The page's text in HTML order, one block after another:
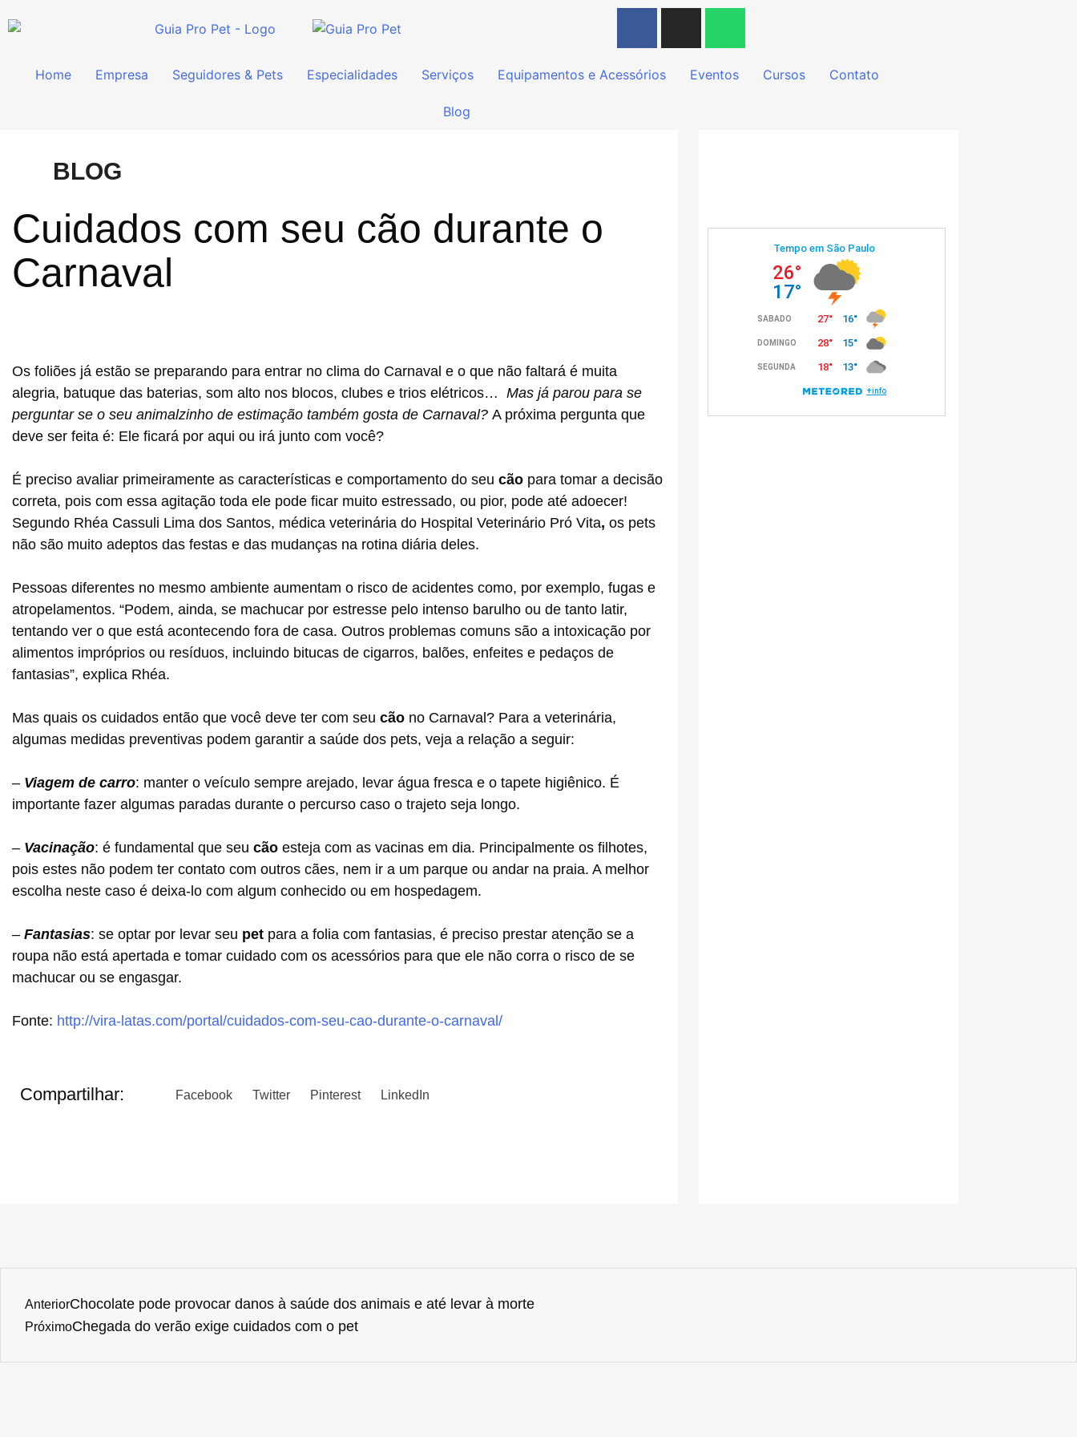
Home Empresa Seguidores & Pets Especialidades Serviços Equipamentos e Acessórios Eventos Cursos Contato
Blog
BLOG
Cuidados com seu cão durante o
Carnaval
Os foliões já estão se preparando para entrar no clima do Carnaval e o que não faltará é muita
alegria, batuque das baterias, som alto nos blocos, clubes e trios elétricos… Mas já parou para se
perguntar se o seu animalzinho de estimação também gosta de Carnaval? A próxima pergunta que
deve ser feita é: Ele ficará por aqui ou irá junto com você?
É preciso avaliar primeiramente as características e comportamento do seu cão para tomar a decisão
correta, pois com essa agitação toda ele pode ficar muito estressado, ou pior, pode até adoecer!
Segundo Rhéa Cassuli Lima dos Santos, médica veterinária do Hospital Veterinário Pró Vita, os pets
não são muito adeptos das festas e das mudanças na rotina diária deles.
Pessoas diferentes no mesmo ambiente aumentam o risco de acidentes como, por exemplo, fugas e
atropelamentos. “Podem, ainda, se machucar por estresse pelo intenso barulho ou de tanto latir,
tentando ver o que está acontecendo fora de casa. Outros problemas comuns são a intoxicação por
alimentos impróprios ou resíduos, incluindo bitucas de cigarros, balões, enfeites e pedaços de
fantasias”, explica Rhéa.
Mas quais os cuidados então que você deve ter com seu cão no Carnaval? Para a veterinária,
algumas medidas preventivas podem garantir a saúde dos pets, veja a relação a seguir:
– Viagem de carro: manter o veículo sempre arejado, levar água fresca e o tapete higiênico. É
importante fazer algumas paradas durante o percurso caso o trajeto seja longo.
– Vacinação: é fundamental que seu cão esteja com as vacinas em dia. Principalmente os filhotes,
pois estes não podem ter contato com outros cães, nem ir a um parque ou andar na praia. A melhor
escolha neste caso é deixa-lo com algum conhecido ou em hospedagem.
– Fantasias: se optar por levar seu pet para a folia com fantasias, é preciso prestar atenção se a
roupa não está apertada e tomar cuidado com os acessórios para que ele não corra o risco de se
machucar ou se engasgar.
Fonte: http://vira-latas.com/portal/cuidados-com-seu-cao-durante-o-carnaval/
Compartilhar: Facebook Twitter Pinterest LinkedIn
AnteriorChocolate pode provocar danos à saúde dos animais e até levar à morte
PróximoChegada do verão exige cuidados com o pet